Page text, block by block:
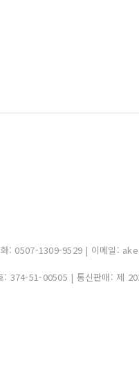
화: 0507-1309-9529 | 이메일:
: 374-51-00505 | 통신판매: 제